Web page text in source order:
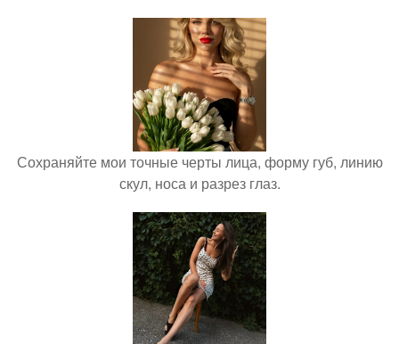
Сохраняйте мои точные черты лица, форму губ, линию
скул, носа и разрез глаз.